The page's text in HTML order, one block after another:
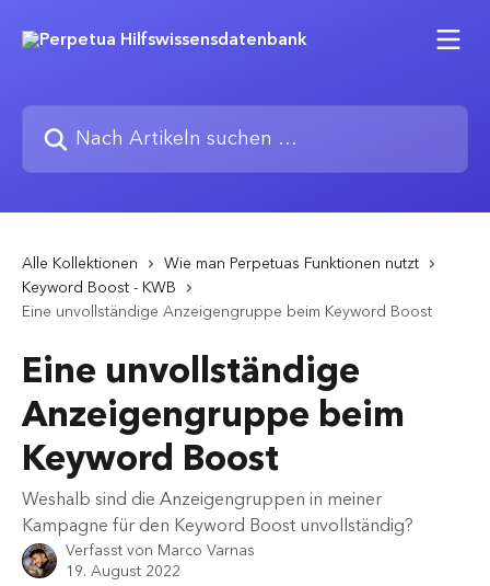
Nach Artikeln suchen …
Alle Kollektionen
Wie man Perpetuas Funktionen nutzt
Keyword Boost - KWB
Eine unvollständige Anzeigengruppe beim Keyword Boost
Eine unvollständige
Anzeigengruppe beim
Keyword Boost
Weshalb sind die Anzeigengruppen in meiner
Kampagne für den Keyword Boost unvollständig?
Verfasst von Marco Varnas
19. August 2022